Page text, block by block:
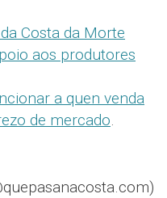
Costa da Morte
aos produtores
a quen venda
de mercado.